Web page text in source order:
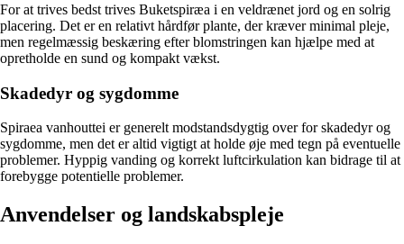
For at trives bedst trives Buketspiræa i en veldrænet jord og en solrig
placering. Det er en relativt hårdfør plante, der kræver minimal pleje,
men regelmæssig beskæring efter blomstringen kan hjælpe med at
opretholde en sund og kompakt vækst.
Skadedyr og sygdomme
Spiraea vanhouttei er generelt modstandsdygtig over for skadedyr og
sygdomme, men det er altid vigtigt at holde øje med tegn på eventuelle
problemer. Hyppig vanding og korrekt luftcirkulation kan bidrage til at
forebygge potentielle problemer.
Anvendelser og landskabspleje